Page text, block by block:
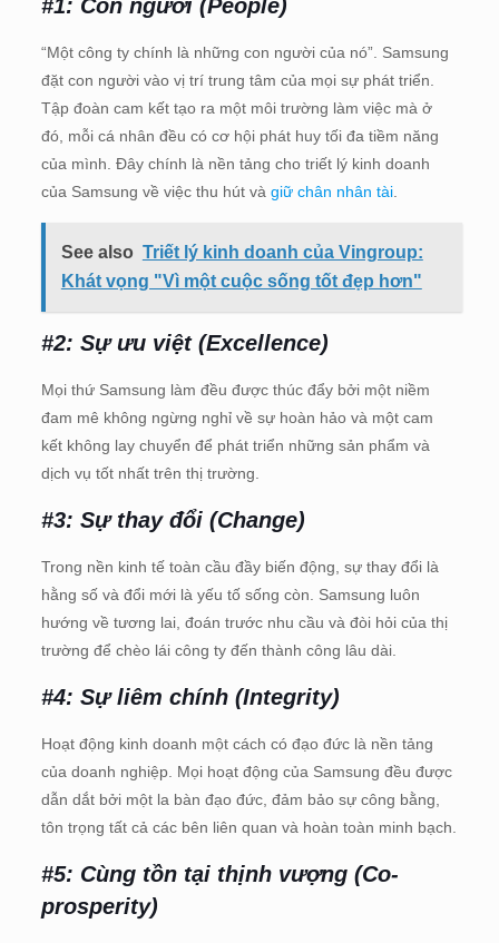
#1: Con người (People)
“Một công ty chính là những con người của nó”. Samsung
đặt con người vào vị trí trung tâm của mọi sự phát triển.
Tập đoàn cam kết tạo ra một môi trường làm việc mà ở
đó, mỗi cá nhân đều có cơ hội phát huy tối đa tiềm năng
của mình. Đây chính là nền tảng cho triết lý kinh doanh
của Samsung về việc thu hút và giữ chân nhân tài.
See also Triết lý kinh doanh của Vingroup:
Khát vọng "Vì một cuộc sống tốt đẹp hơn"
#2: Sự ưu việt (Excellence)
Mọi thứ Samsung làm đều được thúc đẩy bởi một niềm
đam mê không ngừng nghỉ về sự hoàn hảo và một cam
kết không lay chuyển để phát triển những sản phẩm và
dịch vụ tốt nhất trên thị trường.
#3: Sự thay đổi (Change)
Trong nền kinh tế toàn cầu đầy biến động, sự thay đổi là
hằng số và đổi mới là yếu tố sống còn. Samsung luôn
hướng về tương lai, đoán trước nhu cầu và đòi hỏi của thị
trường để chèo lái công ty đến thành công lâu dài.
#4: Sự liêm chính (Integrity)
Hoạt động kinh doanh một cách có đạo đức là nền tảng
của doanh nghiệp. Mọi hoạt động của Samsung đều được
dẫn dắt bởi một la bàn đạo đức, đảm bảo sự công bằng,
tôn trọng tất cả các bên liên quan và hoàn toàn minh bạch.
#5: Cùng tồn tại thịnh vượng (Co-
prosperity)